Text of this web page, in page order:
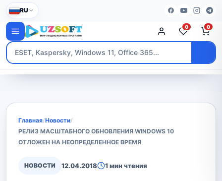
RU
0 0
Главная/Новости/
РЕЛИЗ МАСШТАБНОГО ОБНОВЛЕНИЯ WINDOWS 10
ОТЛОЖЕН НА НЕОПРЕДЕЛЕННОЕ ВРЕМЯ
НОВОСТИ 12.04.2018 1 мин чтения